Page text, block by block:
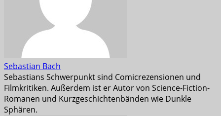
Sebastian Bach
Sebastians Schwerpunkt sind Comicrezensionen und
Filmkritiken. Außerdem ist er Autor von Science-Fiction-
Romanen und Kurzgeschichtenbänden wie Dunkle
Sphären.